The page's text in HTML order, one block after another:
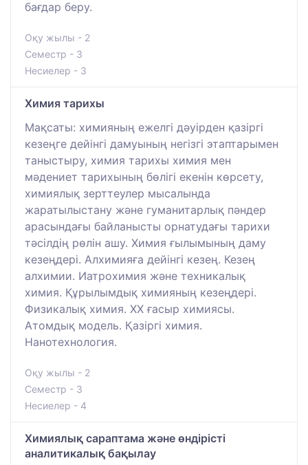
бағдар беру.
Оқу жылы - 2
Семестр - 3
Несиелер - 3
Химия тарихы
Мақсаты: химияның ежелгі дәуірден қазіргі
кезеңге дейінгі дамуының негізгі этаптарымен
таныстыру, химия тарихы химия мен
мәдениет тарихының бөлігі екенін көрсету,
химиялық зерттеулер мысалында
жаратылыстану және гуманитарлық пәндер
арасындағы байланысты орнатудағы тарихи
тәсілдің рөлін ашу. Химия ғылымының даму
кезеңдері. Алхимияға дейінгі кезең. Кезең
алхимии. Иатрохимия және техникалық
химия. Құрылымдық химияның кезеңдері.
Физикалық химия. ХХ ғасыр химиясы.
Атомдық модель. Қазіргі химия.
Нанотехнология.
Оқу жылы - 2
Семестр - 3
Несиелер - 4
Химиялық сараптама және өндірісті
аналитикалық бақылау